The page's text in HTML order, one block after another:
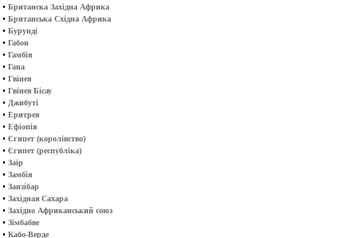
• Британска Західна Африка
• Британська Східна Африка
• Бурунді
• Габон
• Гамбія
• Гана
• Гвінея
• Гвінея Бісау
• Джибуті
• Еритрея
• Ефіопія
• Єгипет (королівство)
• Єгипет (республіка)
• Заїр
• Замбія
• Занзібар
• Західная Сахара
• Західно Африканський союз
• Зімбабве
• Кабо-Верде